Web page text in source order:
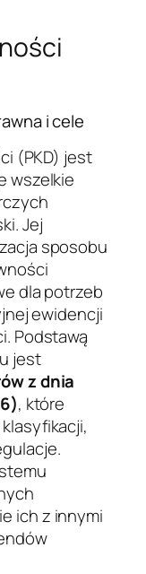
i cele
(PKD) jest
wszelkie
Jej
sposobu
dla potrzeb
ewidencji
Podstawą
jest
z dnia
, które
ich z innymi